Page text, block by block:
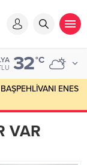
32°C
ENES
VAR